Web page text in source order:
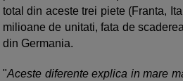
total din aceste trei piete (Franta,
milioane de unitati, fata de
din Germania.
"Aceste diferente explica in mare